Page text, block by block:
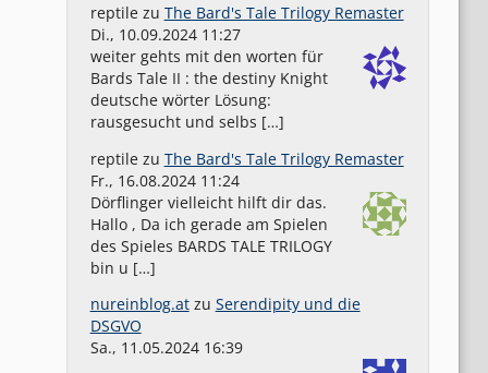
reptilezu The Bard's Tale Trilogy Remaster
Di., 10.09.2024 11:27
weiter gehts mit den worten für
Bards Tale II : the destiny Knight
deutsche wörter Lösung:
rausgesucht und selbs […]
reptilezu The Bard's Tale Trilogy Remaster
Fr., 16.08.2024 11:24
Dörflinger vielleicht hilft dir das.
Hallo , Da ich gerade am Spielen
des Spieles BARDS TALE TRILOGY
bin u […]
nureinblog.atzu Serendipity und die
DSGVO
Sa., 11.05.2024 16:39